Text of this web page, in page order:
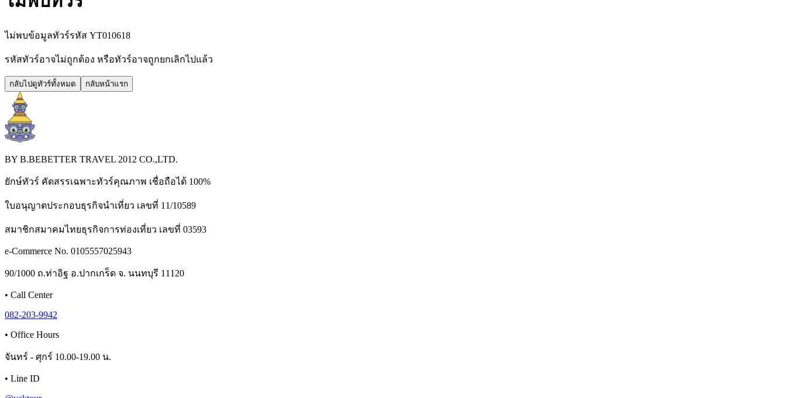
ไม่พบข้อมูลทัวร์รหัส YT010618
รหัสทัวร์อาจไม่ถูกต้อง หรือทัวร์อาจถูกยกเลิกไปแล้ว
กลับไปดูทัวร์ทั้งหมด กลับหน้าแรก
BY B.BEBETTER TRAVEL 2012 CO.,LTD.
ยักษ์ทัวร์ คัดสรรเฉพาะทัวร์คุณภาพ เชื่อถือได้ 100%
ใบอนุญาตประกอบธุรกิจนำเที่ยว เลขที่ 11/10589
สมาชิกสมาคมไทยธุรกิจการท่องเที่ยว เลขที่ 03593
e-Commerce No. 0105557025943
90/1000 ถ.ท่าอิฐ อ.ปากเกร็ด จ. นนทบุรี 11120
• Call Center
082-203-9942
• Office Hours
จันทร์ - ศุกร์ 10.00-19.00 น.
• Line ID